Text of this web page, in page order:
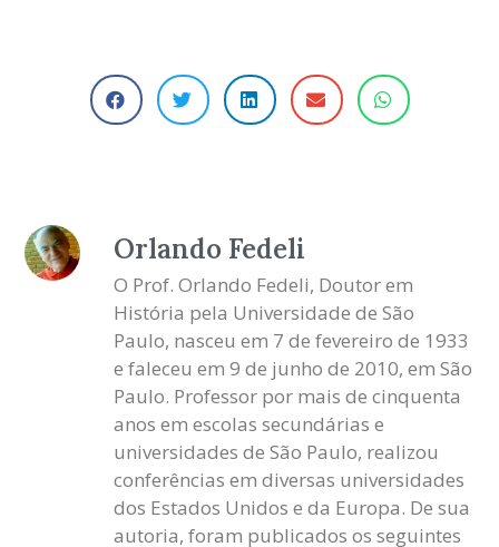
Orlando Fedeli
O Prof. Orlando Fedeli, Doutor em
História pela Universidade de São
Paulo, nasceu em 7 de fevereiro de 1933
e faleceu em 9 de junho de 2010, em São
Paulo. Professor por mais de cinquenta
anos em escolas secundárias e
universidades de São Paulo, realizou
conferências em diversas universidades
dos Estados Unidos e da Europa. De sua
autoria, foram publicados os seguintes